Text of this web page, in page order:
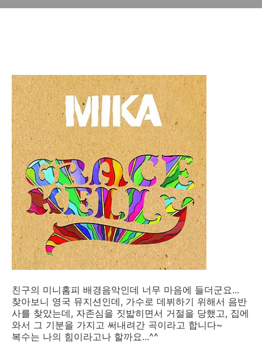
친구의 미니홈피 배경음악인데 너무 마음에 들더군요...
찾아보니 영국 뮤지션인데, 가수로 데뷔하기 위해서 음반
사를 찾았는데, 자존심을 짓밟히면서 거절을 당했고, 집에
와서 그 기분을 가지고 써내려간 곡이라고 합니다~
복수는 나의 힘이라고나 할까요...^^